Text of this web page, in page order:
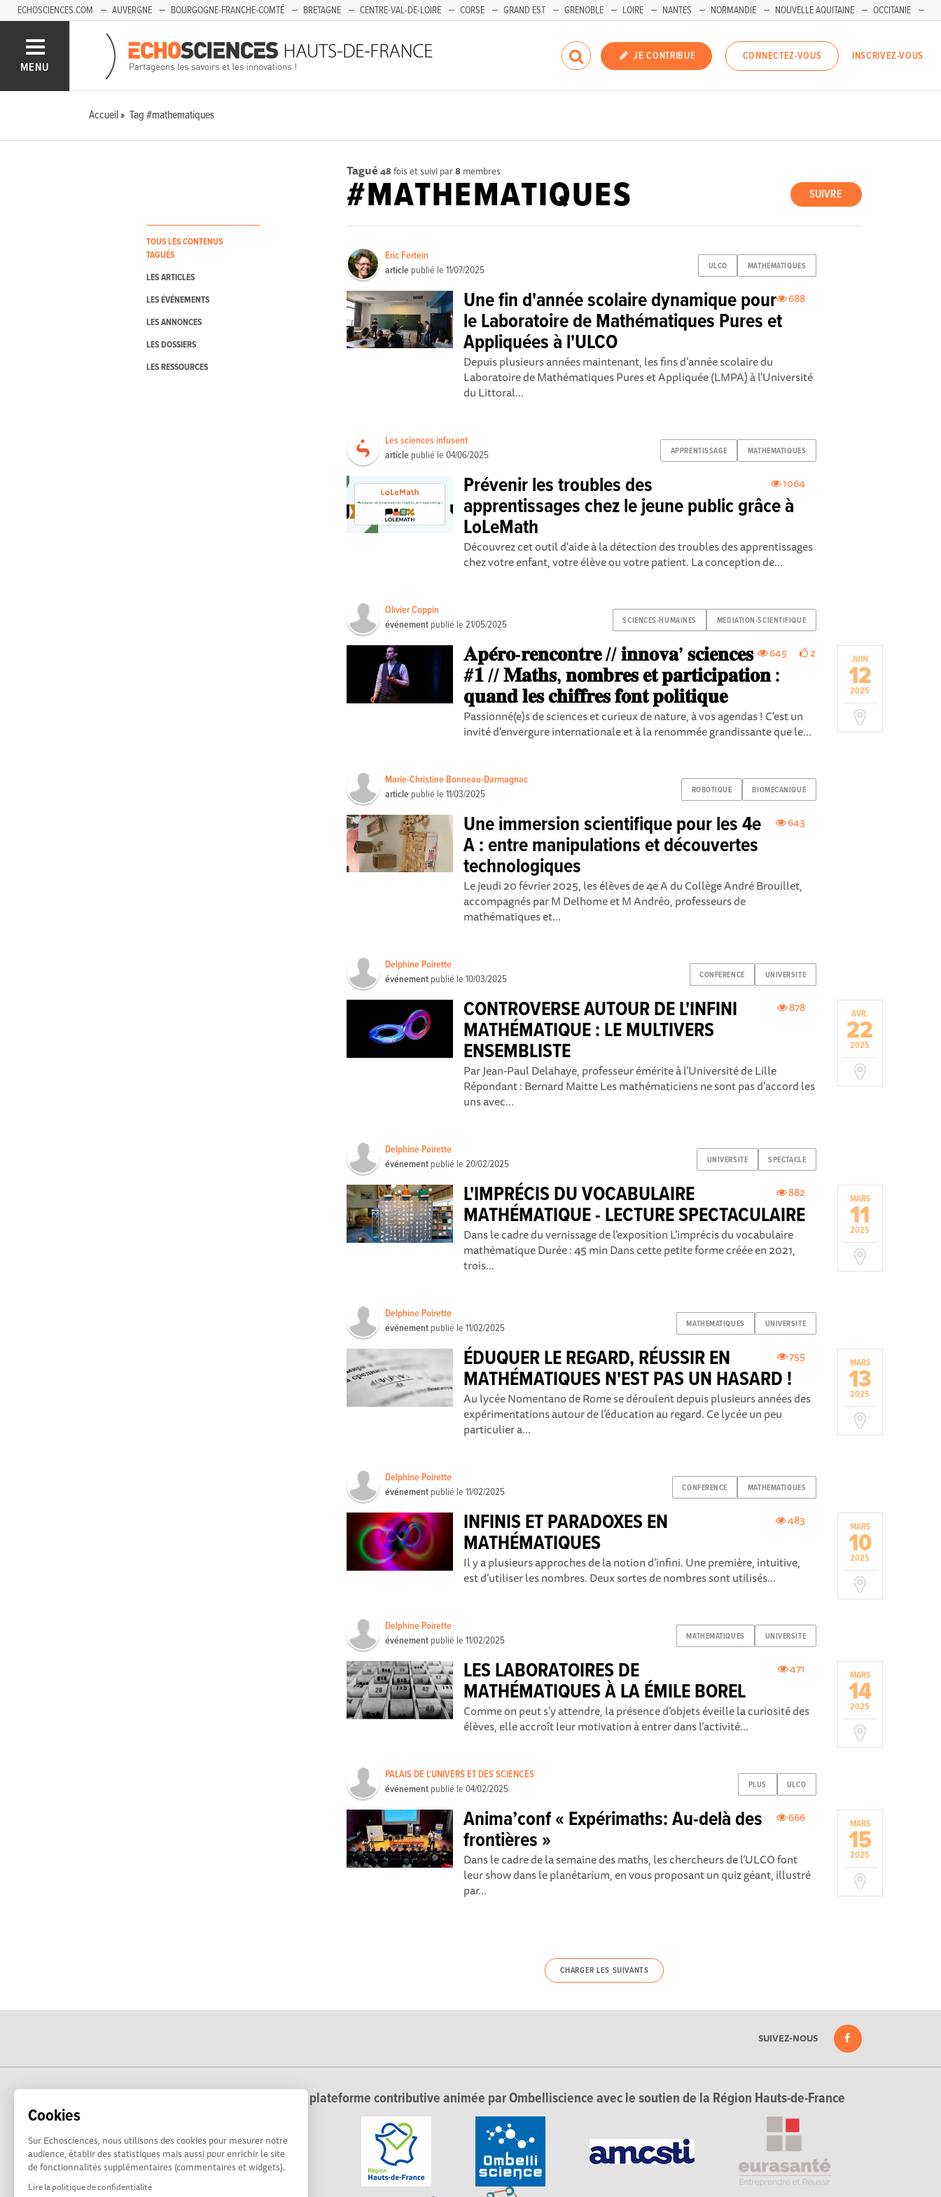
Cookies
Sur Echosciences, nous utilisons des cookies pour mesurer notre
audience, établir des statistiques mais aussi pour enrichir le site
de fonctionnalités supplémentaires (commentaires et widgets).
Lire la politique de confidentialité
ECHOSCIENCES.COM AUVERGNE BOURGOGNE-FRANCHE-COMTÉ BRETAGNE CENTRE-VAL-DE-LOIRE CORSE GRAND EST GRENOBLE LOIRE NANTES NORMANDIE NOUVELLE AQUITAINE
OCCITANIE
SAVOIE MONT-BLANC
MENU
JE CONTRIBUE CONNECTEZ-VOUS INSCRIVEZ-VOUS
Accueil Tag #mathematiques
TOUS LES CONTENUS
TAGUÉS
LES ARTICLES
LES ÉVÉNEMENTS
LES ANNONCES
LES DOSSIERS
LES RESSOURCES
Tagué 48 fois et suivi par8 membres
SUIVRE
#MATHEMATIQUES
ULCO MATHEMATIQUES
Eric Fertein
article publié le11/07/2025
688
Une fin d'année scolaire dynamique pour
le Laboratoire de Mathématiques Pures et
Appliquées à l'ULCO
Depuis plusieurs années maintenant, les fins d’année scolaire du
Laboratoire de Mathématiques Pures et Appliquée (LMPA) à l'Université
du Littoral...
APPRENTISSAGE MATHEMATIQUES
Les sciences infusent
article publié le04/06/2025
1064
Prévenir les troubles des
apprentissages chez le jeune public grâce à
LoLeMath
Découvrez cet outil d'aide à la détection des troubles des apprentissages
chez votre enfant, votre élève ou votre patient. La conception de...
SCIENCES-HUMAINES MEDIATION-SCIENTIFIQUE
Olivier Coppin
événement publié le21/05/2025
JUIN
12
2025
645 2
𝐀𝐩𝐞́𝐫𝐨-𝐫𝐞𝐧𝐜𝐨𝐧𝐭𝐫𝐞 // 𝐢𝐧𝐧𝐨𝐯𝐚’ 𝐬𝐜𝐢𝐞𝐧𝐜𝐞𝐬
#𝟏 // 𝐌𝐚𝐭𝐡𝐬, 𝐧𝐨𝐦𝐛𝐫𝐞𝐬 𝐞𝐭 𝐩𝐚𝐫𝐭𝐢𝐜𝐢𝐩𝐚𝐭𝐢𝐨𝐧 :
𝐪𝐮𝐚𝐧𝐝 𝐥𝐞𝐬 𝐜𝐡𝐢𝐟𝐟𝐫𝐞𝐬 𝐟𝐨𝐧𝐭 𝐩𝐨𝐥𝐢𝐭𝐢𝐪𝐮𝐞
Passionné(e)s de sciences et curieux de nature, à vos agendas ! C'est un
invité d'envergure internationale et à la renommée grandissante que le...
ROBOTIQUE BIOMECANIQUE
Marie-Christine Bonneau-Darmagnac
article publié le11/03/2025
643
Une immersion scientifique pour les 4e
A : entre manipulations et découvertes
technologiques
Le jeudi 20 février 2025, les élèves de 4e A du Collège André Brouillet,
accompagnés par M Delhome et M Andréo, professeurs de
mathématiques et...
CONFERENCE UNIVERSITE
Delphine Poirette
événement publié le10/03/2025
AVR.
22
2025
878
CONTROVERSE AUTOUR DE L'INFINI
MATHÉMATIQUE : LE MULTIVERS
ENSEMBLISTE
Par Jean-Paul Delahaye, professeur émérite à l’Université de Lille
Répondant : Bernard Maitte Les mathématiciens ne sont pas d'accord les
uns avec...
UNIVERSITE SPECTACLE
Delphine Poirette
événement publié le20/02/2025
MARS
11
2025
882
L'IMPRÉCIS DU VOCABULAIRE
MATHÉMATIQUE - LECTURE SPECTACULAIRE
Dans le cadre du vernissage de l'exposition L'imprécis du vocabulaire
mathématique Durée : 45 min Dans cette petite forme créée en 2021,
trois...
MATHEMATIQUES UNIVERSITE
Delphine Poirette
événement publié le11/02/2025
MARS
13
2025
755
ÉDUQUER LE REGARD, RÉUSSIR EN
MATHÉMATIQUES N'EST PAS UN HASARD !
Au lycée Nomentano de Rome se déroulent depuis plusieurs années des
expérimentations autour de l’éducation au regard. Ce lycée un peu
particulier a...
CONFERENCE MATHEMATIQUES
Delphine Poirette
événement publié le11/02/2025
MARS
10
2025
483
INFINIS ET PARADOXES EN
MATHÉMATIQUES
Il y a plusieurs approches de la notion d’infini. Une première, intuitive,
est d’utiliser les nombres. Deux sortes de nombres sont utilisés...
MATHEMATIQUES UNIVERSITE
Delphine Poirette
événement publié le11/02/2025
MARS
14
2025
471
LES LABORATOIRES DE
MATHÉMATIQUES À LA ÉMILE BOREL
Comme on peut s’y attendre, la présence d’objets éveille la curiosité des
élèves, elle accroît leur motivation à entrer dans l’activité...
PLUS ULCO
PALAIS DE L'UNIVERS ET DES SCIENCES
événement publié le04/02/2025
MARS
15
2025
666
Anima’conf « Expérimaths: Au-delà des
frontières »
Dans le cadre de la semaine des maths, les chercheurs de l’ULCO font
leur show dans le planétarium, en vous proposant un quiz géant, illustré
par...
CHARGER LES SUIVANTS
SUIVEZ-NOUS
Echosciences Hauts-de-France est une plateforme contributive animée par Ombelliscience avec le soutien de la Région Hauts-de-France